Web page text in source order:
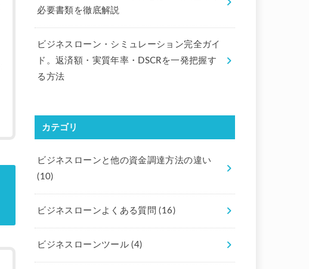
必要書類を徹底解説
ビジネスローン・シミュレーション完全ガイ
ド。返済額・実質年率・DSCRを一発把握す
る方法
カテゴリ
ビジネスローンと他の資金調達方法の違い
(10)
ビジネスローンよくある質問(16)
ビジネスローンツール(4)